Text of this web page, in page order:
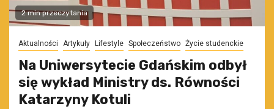
2 min przeczytania
Aktualności Artykuły Lifestyle Społeczeństwo Życie studenckie
Na Uniwersytecie Gdańskim odbył
się wykład Ministry ds. Równości
Katarzyny Kotuli